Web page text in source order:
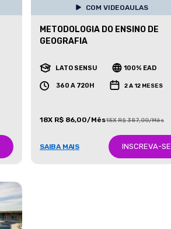
COM VIDEOAULAS
METODOLOGIA DO ENSINO DE
GEOGRAFIA
LATO SENSU 100% EAD
360 A 720H 2 A 12 MESES
18X R$ 86,00/Mês18X R$ 387,00/Mês
SAIBA MAIS INSCREVA-SE